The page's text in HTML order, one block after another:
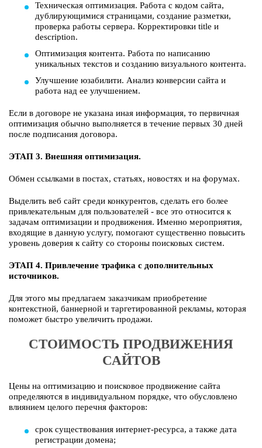
Техническая оптимизация. Работа с кодом сайта,
дублирующимися страницами, создание разметки,
проверка работы сервера. Корректировки title и
description.
Оптимизация контента. Работа по написанию
уникальных текстов и созданию визуального контента.
Улучшение юзабилити. Анализ конверсии сайта и
работа над ее улучшением.
Если в договоре не указана иная информация, то первичная
оптимизация обычно выполняется в течение первых 30 дней
после подписания договора.
ЭТАП 3. Внешняя оптимизация.
Обмен ссылками в постах, статьях, новостях и на форумах.
Выделить веб сайт среди конкурентов, сделать его более
привлекательным для пользователей - все это относится к
задачам оптимизации и продвижения. Именно мероприятия,
входящие в данную услугу, помогают существенно повысить
уровень доверия к сайту со стороны поисковых систем.
ЭТАП 4. Привлечение трафика с дополнительных
источников.
Для этого мы предлагаем заказчикам приобретение
контекстной, баннерной и таргетированной рекламы, которая
поможет быстро увеличить продажи.
СТОИМОСТЬ ПРОДВИЖЕНИЯ
САЙТОВ
Цены на оптимизацию и поисковое продвижение сайта
определяются в индивидуальном порядке, что обусловлено
влиянием целого перечня факторов:
срок существования интернет-ресурса, а также дата
регистрации домена;